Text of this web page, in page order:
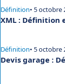
Définition• 5 octobre
XML : Définition
Définition• 5 octobre
Devis garage :